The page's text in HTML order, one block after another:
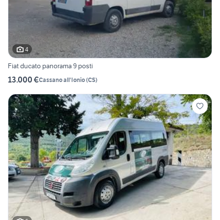
4
Fiat ducato panorama 9 posti
13.000 €Cassano all'Ionio(CS)